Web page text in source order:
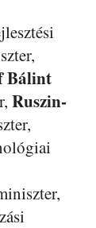
Bálint
Ruszin-